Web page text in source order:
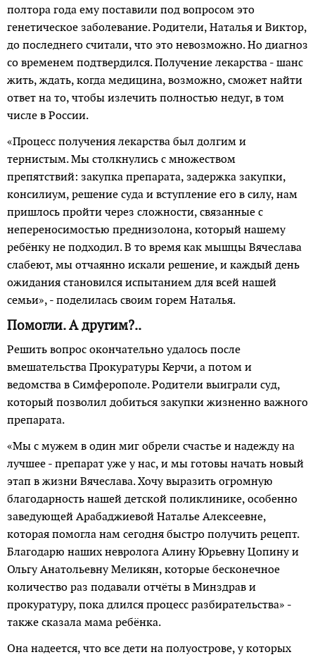
полтора года ему поставили под вопросом это
генетическое заболевание. Родители, Наталья и Виктор,
до последнего считали, что это невозможно. Но диагноз
со временем подтвердился. Получение лекарства - шанс
жить, ждать, когда медицина, возможно, сможет найти
ответ на то, чтобы излечить полностью недуг, в том
числе в России.
«Процесс получения лекарства был долгим и
тернистым. Мы столкнулись с множест­вом
препятствий: закупка препарата, задержка закупки,
консилиум, решение суда и вступление его в силу, нам
пришлось пройти через сложности, связанные с
непереносимостью преднизолона, который нашему
ребёнку не подходил. В то время как мышцы Вячеслава
слабеют, мы отчаянно искали решение, и каждый день
ожидания становился испытанием для всей нашей
семьи», - поделилась своим горем Наталья.
Помогли. А другим?..
Решить вопрос окончательно удалось после
вмешательства Прокуратуры Керчи, а потом и
ведомства в Симферополе. Родители выиграли суд,
который позволил добиться закупки жизненно важного
препарата.
«Мы с мужем в один миг обрели счастье и надежду на
лучшее - препарат уже у нас, и мы готовы начать новый
этап в жизни Вячеслава. Хочу выразить огромную
благодарность нашей детской поликлинике, особенно
заведующей Арабаджиевой Наталье Алексеевне,
которая помогла нам сегодня быстро получить рецепт.
Благодарю наших невролога Алину Юрьевну Цопину и
Ольгу Анатольевну Меликян, которые бесконечное
количество раз подавали отчёты в Минздрав и
прокуратуру, пока длился процесс разбирательства» -
также сказала мама ребёнка.
Она надеется, что все дети на полуострове, у которых